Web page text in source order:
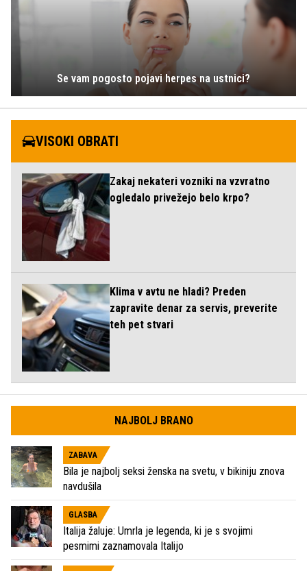
Se vam pogosto pojavi herpes na ustnici?
VISOKI OBRATI
Zakaj nekateri vozniki na vzvratno
ogledalo privežejo belo krpo?
Klima v avtu ne hladi? Preden
zapravite denar za servis, preverite
teh pet stvari
NAJBOLJ BRANO
ZABAVA
Bila je najbolj seksi ženska na svetu, v bikiniju znova
navdušila
GLASBA
Italija žaluje: Umrla je legenda, ki je s svojimi
pesmimi zaznamovala Italijo